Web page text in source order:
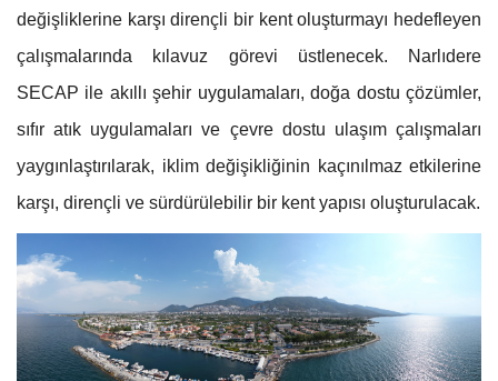
değişliklerine karşı dirençli bir kent oluşturmayı hedefleyen
çalışmalarında kılavuz görevi üstlenecek. Narlıdere
SECAP ile akıllı şehir uygulamaları, doğa dostu çözümler,
sıfır atık uygulamaları ve çevre dostu ulaşım çalışmaları
yaygınlaştırılarak, iklim değişikliğinin kaçınılmaz etkilerine
karşı, dirençli ve sürdürülebilir bir kent yapısı oluşturulacak.